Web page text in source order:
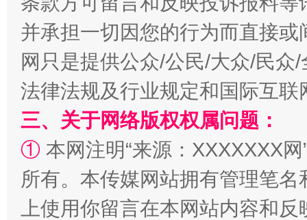
阿坝州三大球赛在茂县开幕 规模
并承担一切因您的行为而直接
网只是提供公众/公民/大众/民
法律法规及行业规定和国际互
三、关于网络版权权属问题：
① 本网注明“来源：XXXXXXX
所有。本传媒网站拥有管理笔
上使用你留言在本网站内容和